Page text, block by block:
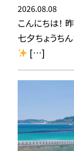
2026.08.08
こんにちは！
七夕ちょうち
[…]